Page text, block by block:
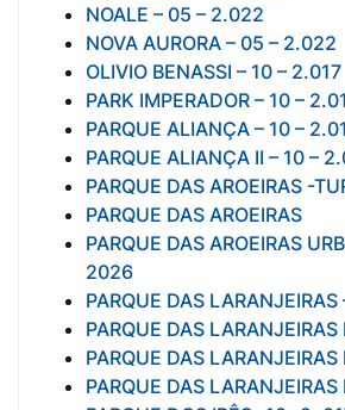
NOALE – 05 – 2.022
NOVA AURORA – 05 – 2.022
OLIVIO BENASSI – 10 – 2.017
PARK IMPERADOR – 10 –
PARQUE ALIANÇA – 10 –
PARQUE ALIANÇA II – 10 –
PARQUE DAS AROEIRAS -
PARQUE DAS AROEIRAS
PARQUE DAS AROEIRAS
2026
PARQUE DAS
PARQUE DAS
PARQUE DAS
PARQUE DAS